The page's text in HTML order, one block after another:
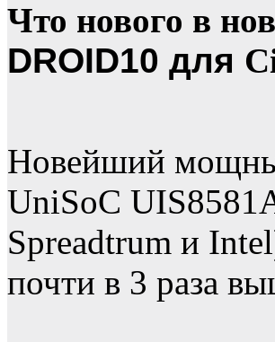
Что нового в
DROID10 для
Новейший
UniSoC
Spreadtrum и
почти в 3 раза